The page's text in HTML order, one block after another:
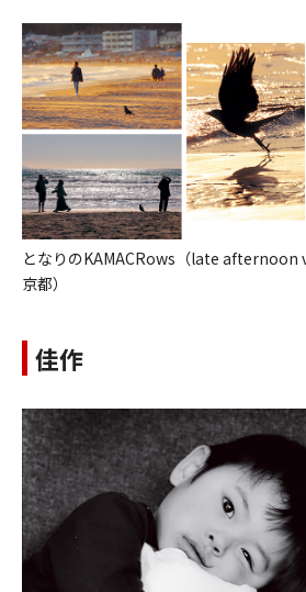
となりのKAMACRows（late
京都）
佳作